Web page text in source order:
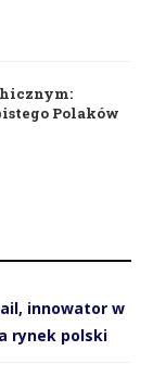
Polaków
innowator w
rynek polski